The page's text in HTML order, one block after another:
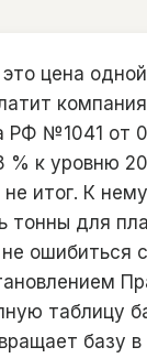
цена
РФ №1041 от
к уровню
итог. К
тонны для
таблицу
базу